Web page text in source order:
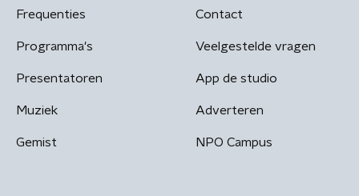
Frequenties
Programma's
Presentatoren
Muziek
Gemist
Contact
Veelgestelde vragen
App de studio
Adverteren
NPO Campus